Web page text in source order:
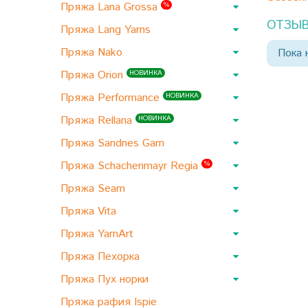
Пряжа Lana Grossa
%
Пряжа Lang Yarns
Пряжа Nako
Пряжа Orion
НОВИНКА
Пряжа Performance НОВИНКА
Пряжа Rellana НОВИНКА
Пряжа Sandnes Garn
Пряжа Schachenmayr Regia
%
Пряжа Seam
Пряжа Vita
Пряжа YarnArt
Пряжа Пехорка
Пряжа Пух норки
Пряжа рафия Ispie
Пока